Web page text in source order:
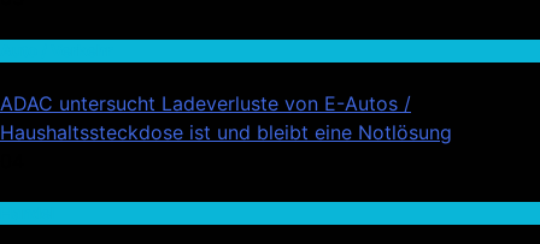
ADAC untersucht Ladeverluste von E-Autos /
Haushaltssteckdose ist und bleibt eine Notlösung